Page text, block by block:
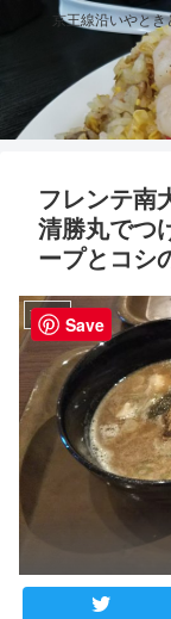
京王線沿いやとき
フレンテ南
清勝丸でつ
ープとコシ
南大沢 Save